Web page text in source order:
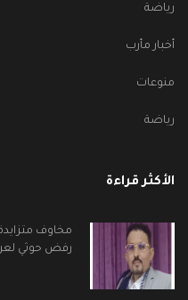
رياضة
أخبار مأرب
منوعات
رياضة
الأكثر قراءة
مخاوف
رفض حوثي